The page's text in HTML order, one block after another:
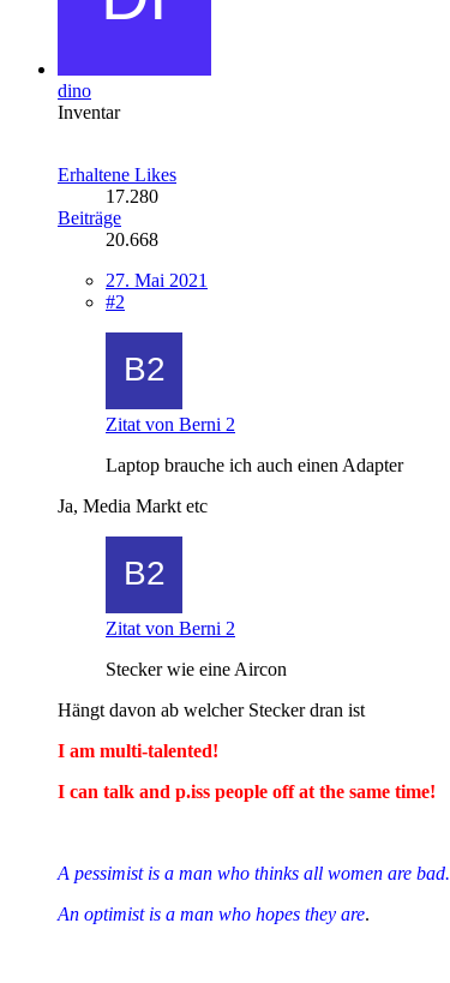
dino
Inventar
Erhaltene Likes
17.280
Beiträge
20.668
27. Mai 2021
#2
Zitat von Berni 2
Laptop brauche ich auch einen Adapter
Ja, Media Markt etc
Zitat von Berni 2
Stecker wie eine Aircon
Hängt davon ab welcher Stecker dran ist
I am multi-talented!
I can talk and p.iss people off at the same time!
A pessimist is a man who thinks all women are bad.
An optimist is a man who hopes they are.